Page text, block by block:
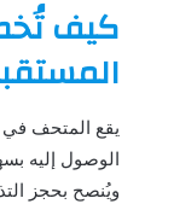
كيف
يقع المتحف في
الوصول إليه
ويُنصح بحجز